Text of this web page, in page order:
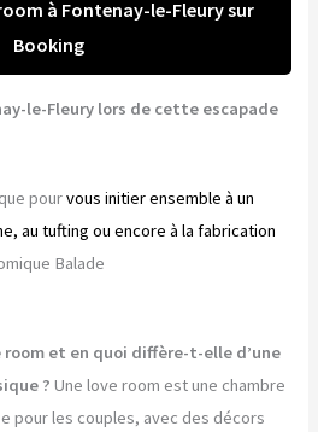
à Fontenay-le-Fleury sur
Booking
le-Fleury lors de cette escapade
pourvous initier ensemble à un
au tufting ou encore à la fabrication
Balade
room et en quoi diffère-t-elle d’une
? Une love room est une chambre
pour les couples, avec des décors